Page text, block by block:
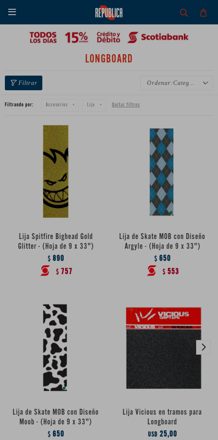

LONGBOARD
Categoría
Filtrando por: Accesorios Lija Quitar filtros
Lija Spitfire Bighead Gold
Glitter - (Hoja de 9 x 33")
$ 890
$ 757
Lija de Skate MOB con Diseño
Argyle - (Hoja de 9 x 33")
$ 650
$ 553
Lija de Skate MOB con Diseño
Moob - (Hoja de 9 x 33")
$ 650
Lija Vicious en tramos para
Longboard
USD 25,00